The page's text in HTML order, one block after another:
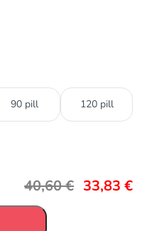
90 pill 120 pill
40,60€ 33,83 €